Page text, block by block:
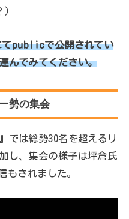
)
てpublicで公開されてい
んでみてください。
勢の集会
では総勢30名を超えるリ
し、集会の様子は坪倉氏
もされました。